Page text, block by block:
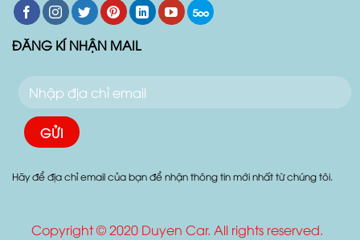
ĐĂNG KÍ NHẬN MAIL
Hãy để địa chỉ email của bạn để nhận thông tin mới nhất từ chúng tôi.
Copyright © 2020 Duyen Car. All rights reserved.